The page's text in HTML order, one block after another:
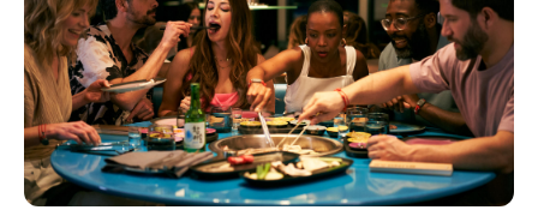
Reisitarvete e-pood
Airalo eSIM
Reisija meelespea
Kuldkaart
Platinum Club
Püsisoodustused
Boonuspunktid
Meist
Ettevõttest, kontaktid, reisikonsultandi teenus, tule
tööle, uudised...
Ettevõttest
Kontaktid